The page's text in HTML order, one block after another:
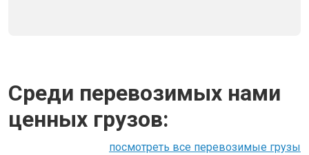
Среди перевозимых нами
ценных грузов:
посмотреть все перевозимые грузы